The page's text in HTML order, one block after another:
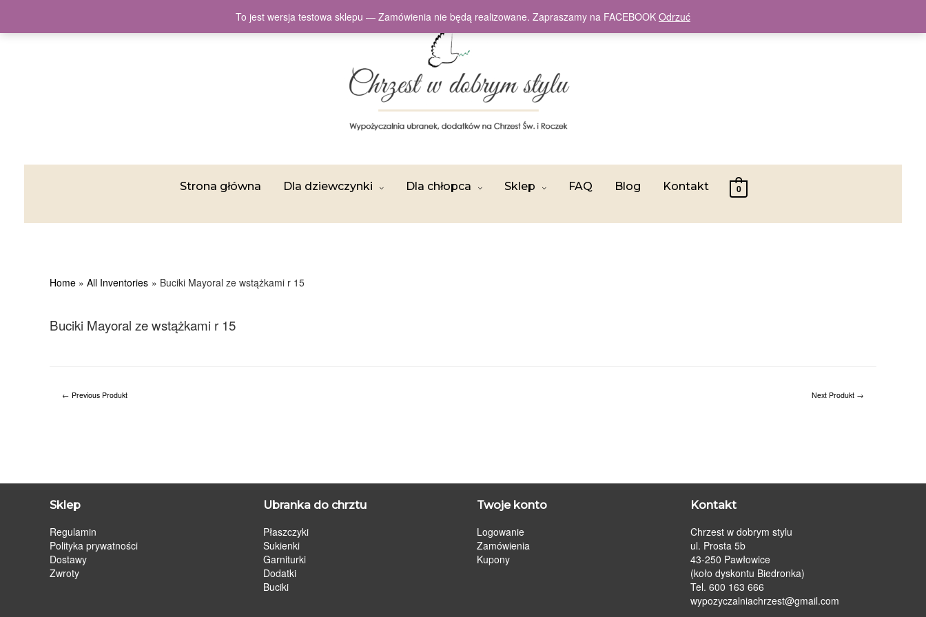
Strona główna Dla dziewczynki Dla chłopca Sklep FAQ Blog Kontakt 0
Home All Inventories Buciki Mayoral ze wstążkami r 15
Buciki Mayoral ze wstążkami r 15
← Previous Produkt Next Produkt →
Sklep
Regulamin
Polityka prywatności
Dostawy
Zwroty
Ubranka do chrztu
Płaszczyki
Sukienki
Garniturki
Dodatki
Buciki
Twoje konto
Logowanie
Zamówienia
Kupony
Kontakt
Chrzest w dobrym stylu
ul. Prosta 5b
43-250 Pawłowice
(koło dyskontu Biedronka)
Tel. 600 163 666
wypozyczalniachrzest@gmail.com
To jest wersja testowa sklepu — Zamówienia nie będą realizowane. Zapraszamy na FACEBOOK Odrzuć